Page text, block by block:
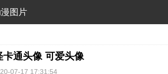
图片
卡通头像 可爱头像
07-17 17:31:54